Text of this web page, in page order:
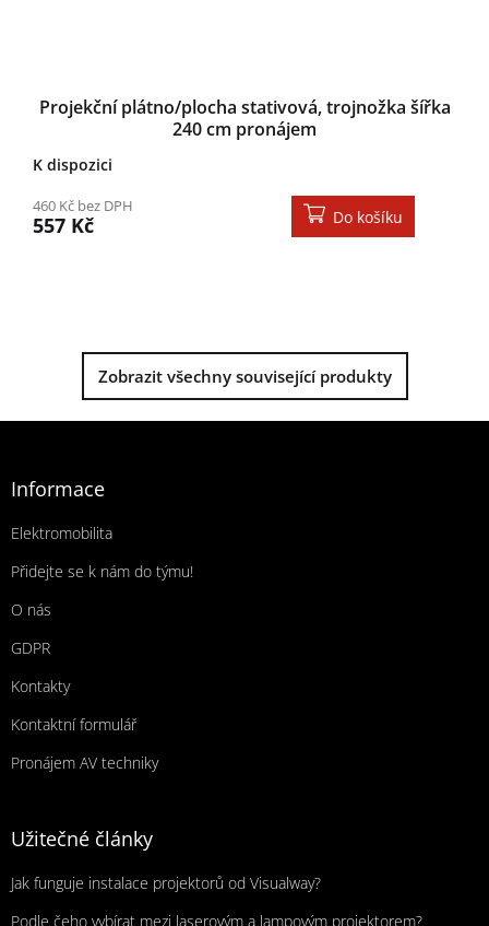
Projekční plátno/plocha stativová, trojnožka šířka
240 cm pronájem
K dispozici
460 Kč bez DPH
557 Kč Do košíku
Zobrazit všechny související produkty
Informace
Elektromobilita
Přidejte se k nám do týmu!
O nás
GDPR
Kontakty
Kontaktní formulář
Pronájem AV techniky
Užitečné články
Jak funguje instalace projektorů od Visualway?
Podle čeho vybírat mezi laserovým a lampovým projektorem?